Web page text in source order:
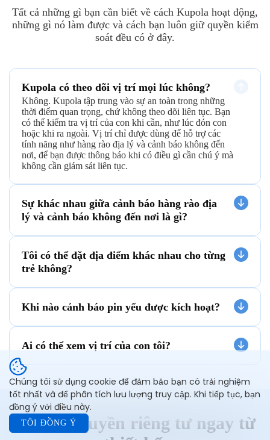
Tất cả những gì bạn cần biết về cách Kupola hoạt động,
những gì nó làm được và cách bạn luôn giữ quyền kiểm
soát đều có ở đây.
Kupola có theo dõi vị trí mọi lúc không?
Không. Kupola tập trung vào sự an toàn trong những
thời điểm quan trọng, chứ không theo dõi liên tục. Bạn
có thể kiểm tra vị trí của con khi cần, như lúc đón con
hoặc khi ra ngoài. Vị trí chỉ được dùng để hỗ trợ các
tính năng như hàng rào địa lý và cảnh báo không đến
nơi, để bạn được thông báo khi có điều gì cần chú ý mà
không cần giám sát liên tục.
Sự khác nhau giữa cảnh báo hàng rào địa
lý và cảnh báo không đến nơi là gì?
Tôi có thể đặt địa điểm khác nhau cho từng
trẻ không?
Khi nào cảnh báo pin yếu được kích hoạt?
Ai có thể xem vị trí của con tôi?
Ưu tiên quyền riêng tư ngay từ
Chúng tôi sử dụng cookie để đảm bảo bạn có trải nghiệm
tốt nhất và để phân tích lưu lượng truy cập. Khi tiếp tục, bạn
đồng ý với điều này.
TÔI ĐỒNG Ý